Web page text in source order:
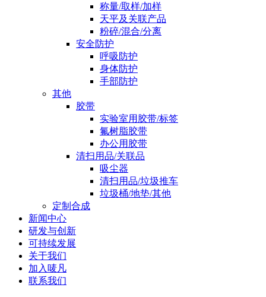
称量/取样/加样
天平及关联产品
粉碎/混合/分离
安全防护
呼吸防护
身体防护
手部防护
其他
胶带
实验室用胶带/标签
氟树脂胶带
办公用胶带
清扫用品/关联品
吸尘器
清扫用品/垃圾推车
垃圾桶/地垫/其他
定制合成
新闻中心
研发与创新
可持续发展
关于我们
加入唛凡
联系我们